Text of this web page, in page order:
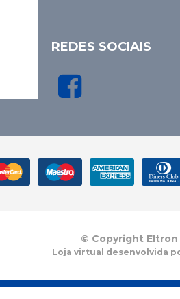
REDES SOCIAIS
© Copyright Eltron
Loja virtual desenvolvida